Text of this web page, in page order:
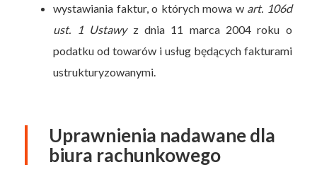
wystawiania faktur, o których mowa w art. 106d
ust. 1 Ustawyz dnia 11 marca 2004 roku o
podatku od towarów i usług będących fakturami
ustrukturyzowanymi.
Uprawnienia nadawane dla
biura rachunkowego